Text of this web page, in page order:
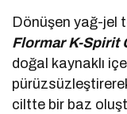
Dönüşen yağ-jel
Flormar K-Spirit
doğal kaynaklı
ciltte bir baz